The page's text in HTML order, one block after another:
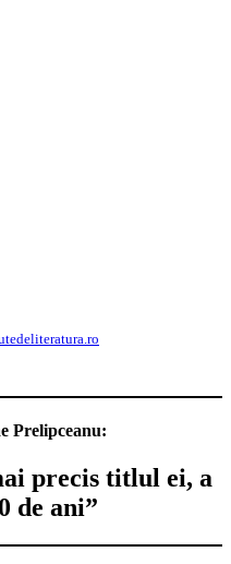
Prelipceanu:
precis titlul ei, a
de ani”